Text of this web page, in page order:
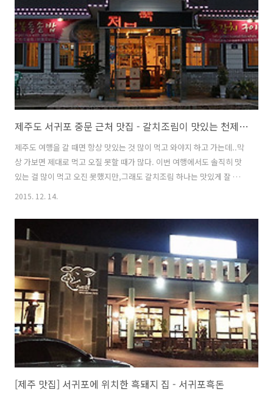
하면서 제일 먼저 다가오는 느낌은... '와~ 직원들이 참 친절하다' 체크인
을 하는 동안 뒤에서 기다리고 있던 호텔 직원들이 짐을 받아주고선 엘리
베이터까지 안내해 준다..
제주도 서귀포 중문 근처 맛집 - 갈치조림이 맛있는 천제연토속 음식점
제주도 여행을 갈 때면 항상 맛있는 것 많이 먹고 와야지 하고 가는데..막
상 가보면 제대로 먹고 오질 못할 때가 많다. 이번 여행에서도 솔직히 맛
있는 걸 많이 먹고 오진 못했지만,그래도 갈치조림 하나는 맛있게 잘 먹
고 온 느낌이다 먹으면서 '맛있다' 생각하며 행복감을 느끼게 해준 갈치
날 숙소가 중문단지 내에 있는 제주롯데호텔이었기에 근처에 있는 음식
점을 찾게 되었다원래는 덤장이라는 곳을 갈까 하다가덤장은 예전에 가
본 기억이 있어서 이번에는 천제연 토속으로 결정 이곳은 얼마 전 JTBC
에서 방영한 '님과함께' 에서 배우 안문숙과 김범수 아나운서가 다녀간
곳이기도 하다 저녁에 호텔 수영장에서 놀기위해 조금 이른 저녁식사를
하러 갔다시간대가 오후..
2015. 12. 14.
[제주 맛집] 서귀포에 위치한 흑돼지 집 - 서귀포흑돈